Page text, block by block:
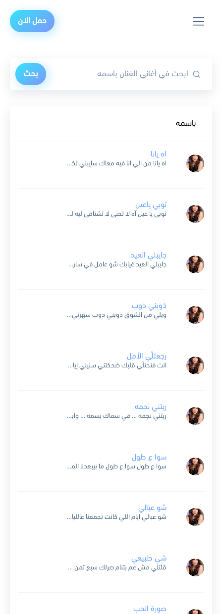
حمل الان
بحث
باسمه
اه يانا
اه يانا من الي انا فيه معاك سايبني لكل ده ليه معقوله بعت خلاص هواك والشوق قدرت عليه ياريتها جات من حد ثاني ولا جت منك ده فبعدك جاني الشوق...
توبي ياعين
توبى يا عين آه لا تحنى لا تشتاقى ليه لسه بتدوبى باللى جرح اشواقى اهواه لا لا لا انساه بهواه والله الله الله يبلى بحالى توبى ولا تزيدى نارى وتنهيدى ولا انتى...
جايبلي العيد
جايبلي العيد غيابك شو عامل في سارق غفوة عيني وقدرت تروح مين قلك روح ما بعمري قلتا أنا مانسيتك هيدي كزبة كيف بقدر انسى قلبي وانت ما فيك تنسى ماضيك...
ذوبني ذوب
ويلي من الشوق دوبني دوب سهرني كتير وانت يا دوب ويلي من الشوق ويلي الاسمر شايف حاله سهران الليل والبدر بليل عقاله خوفي لاقول حبيت يميل خياله ويقول بنوب بنوب...
رجعتلّي الأمل
انت فتحتلّي قلبك ضحكتني سنيني إيامي صارت أحلى بحبك انت يا عمري يا رفيق دربي يا حكاية قلبي أنا رجعتلّي الأمل من جديد انت الي جاي صوبي من بعيد عّم...
ريتني نجمه
ريتني نجمه … في سماك بسمه … وابقى فيك هايمه … . وانسى حالي وياك … في عيونك ليل ويلي منها ويل … والقمر حياك ما ظهر لولاك .. اعترف...
سوا ع طول
سوا ع طول سوا ع طول ما بيبعدنا المكان رح بتضلك حبيبي تا يخلص هالزمان والعمر الي عشتو قبلك من عمري راح وكان لكن انا عمري بعدك كلو حب وامان...
شو عبالي
شو عبالي ايام اللي كانت تجمعنا عالليالي الشوق ترجعنا وتحلى الليالي يجن الليل يسافر فينا ونطير ونكتب اسمينا على القمر العالي وشوعبالي اسهر ليلة بعيونك وتغمض على قلبي جفونك وحدي...
شي طبيعي
قلتلي مش عم بتنام صرلك سبع تمن تيام شي طبيعي قلتلي مين ما بتشوف بيقرا سرك ع المكشوف شي طبيعي شي طبيعي كون شغلة بالك اعمل منك مجنون تغار من...
صورة الحب